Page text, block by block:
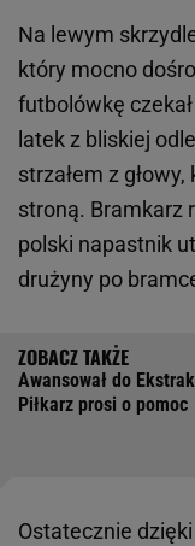
Na lewym
który mocno
futbolówkę
latek z bliskiej
strzałem z
stroną. Bramkarz
polski napastnik
drużyny po
Awansował do
Piłkarz prosi o pomoc
Ostatecznie